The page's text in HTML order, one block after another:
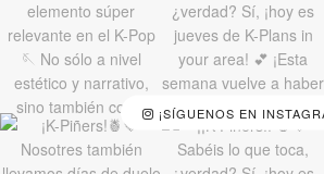
¡SÍGUENOS EN